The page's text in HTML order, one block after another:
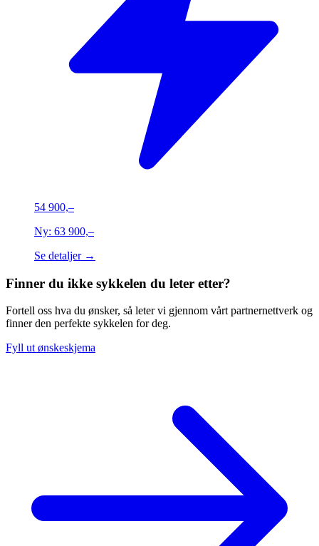
54 900,–
Ny: 63 900,–
Se detaljer →
Finner du ikke sykkelen du leter etter?
Fortell oss hva du ønsker, så leter vi gjennom vårt partnernettverk og
finner den perfekte sykkelen for deg.
Fyll ut ønskeskjema